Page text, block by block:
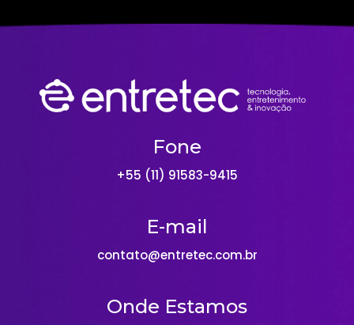
Fone
+55 (11) 91583-9415
E-mail
contato@entretec.com.br
Onde Estamos